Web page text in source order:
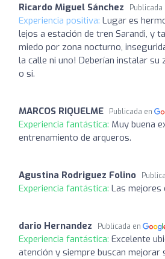
Ricardo Miguel Sánchez Publicada
Experiencia positiva: Lugar es
lejos a estación de tren Sarandi, y
miedo por zona nocturno,
la calle ni uno! Deberían instalar su
o si.
MARCOS RIQUELME Publicada en
Experiencia fantástica: Muy buena
entrenamiento de arqueros.
Agustina Rodriguez Folino
Experiencia fantástica: Las mejores
dario Hernandez Publicada en
Experiencia fantástica: Excelente
atención y siempre buscan mejorar